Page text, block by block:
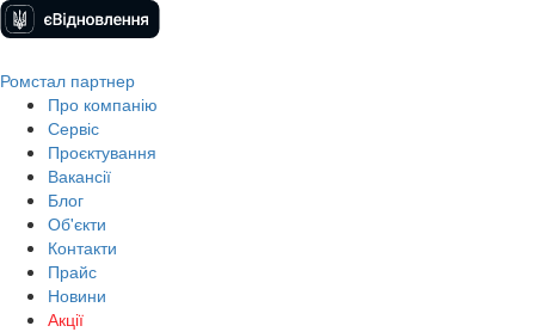
Ромстал партнер
Про компанію
Сервіс
Проєктування
Вакансії
Блог
Об'єкти
Контакти
Прайс
Новини
Акції